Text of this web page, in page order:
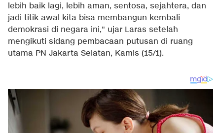
lebih baik lagi, lebih aman, sentosa, sejahtera, dan
jadi titik awal kita bisa membangun kembali
demokrasi di negara ini," ujar Laras setelah
mengikuti sidang pembacaan putusan di ruang
utama PN Jakarta Selatan, Kamis (15/1).